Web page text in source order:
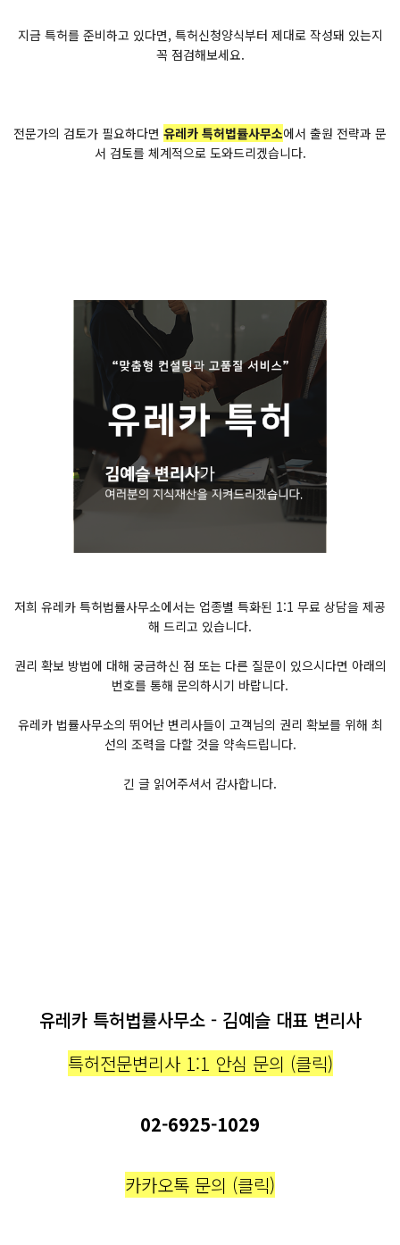
지금 특허를 준비하고 있다면, 특허신청양식부터 제대로 작성돼 있는지
꼭 점검해보세요.
전문가의 검토가 필요하다면 유레카 특허법률사무소에서 출원 전략과 문
서 검토를 체계적으로 도와드리겠습니다.
저희 유레카 특허법률사무소에서는 업종별 특화된 1:1 무료 상담을 제공
해 드리고 있습니다.
권리 확보 방법에 대해 궁금하신 점 또는 다른 질문이 있으시다면 아래의
번호를 통해 문의하시기 바랍니다.
유레카 법률사무소의 뛰어난 변리사들이 고객님의 권리 확보를 위해 최
선의 조력을 다할 것을 약속드립니다.
긴 글 읽어주셔서 감사합니다.
유레카 특허법률사무소 - 김예슬 대표 변리사
특허전문변리사 1:1 안심 문의 (클릭)
02-6925-1029
카카오톡 문의 (클릭)